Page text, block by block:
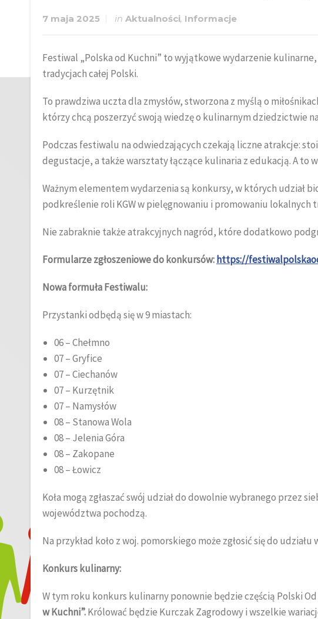
7 maja 2025 in Aktualności, Informacje
Festiwal „Polska od Kuchni” to wyjątkowe wydarzenie
tradycjach całej Polski.
To prawdziwa uczta dla zmysłów, stworzona z myślą o
którzy chcą poszerzyć swoją wiedzę o kulinarnym dziedzictwie
Podczas festiwalu na odwiedzających czekają liczne atrakcje:
degustacje, a także warsztaty łączące kulinaria z edukacją. A
Ważnym elementem wydarzenia są konkursy, w których udział
podkreślenie roli KGW w pielęgnowaniu i promowaniu
Nie zabraknie także atrakcyjnych nagród, które dodatkowo
Formularze zgłoszeniowe do konkursów:https://
Nowa formuła Festiwalu:
Przystanki odbędą się w 9 miastach:
06 – Chełmno
07 – Gryfice
07 – Ciechanów
07 – Kurzętnik
07 – Namysłów
08 – Stanowa Wola
08 – Jelenia Góra
08 – Zakopane
08 – Łowicz
Koła mogą zgłaszać swój udział do dowolnie wybranego przez
województwa pochodzą.
Na przykład koło z woj. pomorskiego może zgłosić się do
Konkurs kulinarny:
W tym roku konkurs kulinarny ponownie będzie częścią Polski
w Kuchni”.Królować będzie Kurczak Zagrodowy i wszelkie